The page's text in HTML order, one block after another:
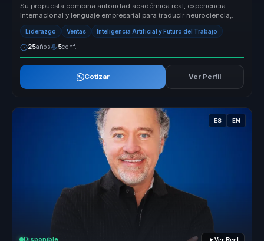
Su propuesta combina autoridad académica real, experiencia
internacional y lenguaje empresarial para traducir neurociencia,
power skills ...
Liderazgo Ventas Inteligencia Artificial y Futuro del Trabajo
25años 5conf.
Cotizar Ver Perfil
ES EN
Disponible